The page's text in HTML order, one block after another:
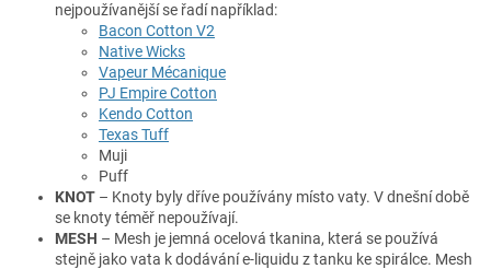
nejpoužívanější se řadí například:
Bacon Cotton V2
Native Wicks
Vapeur Mécanique
PJ Empire Cotton
Kendo Cotton
Texas Tuff
Muji
Puff
KNOT – Knoty byly dříve používány místo vaty. V dnešní době
se knoty téměř nepoužívají.
MESH – Mesh je jemná ocelová tkanina, která se používá
stejně jako vata k dodávání e-liquidu z tanku ke spirálce. Mesh